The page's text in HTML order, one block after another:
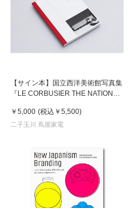
【サイン本】国立西洋美術館写真集
『LE CORBUSIER THE NATIONAL
コルビュジエ 国立西洋美術館 写真 /
瀧本幹也』
￥5,000 (税込 ￥5,500)
二子玉川 蔦屋家電